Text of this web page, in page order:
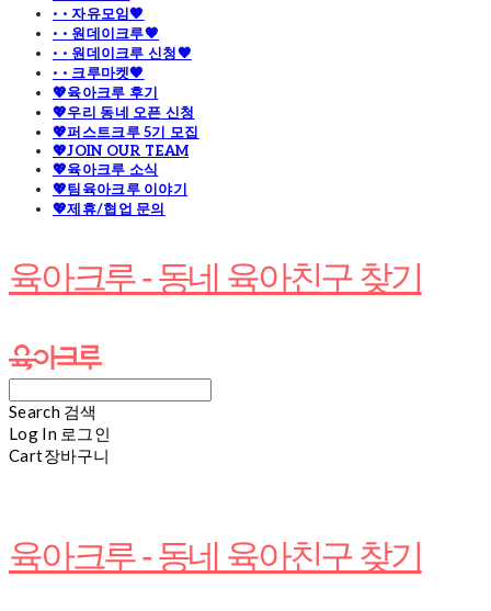
· · 자유모임🧡
· · 원데이크루🧡
· · 원데이크루 신청🧡
· · 크루마켓🧡
💖육아크루 후기
💖우리 동네 오픈 신청
💖퍼스트크루 5기 모집
💖JOIN OUR TEAM
💖육아크루 소식
💖팀육아크루 이야기
💖제휴/협업 문의
육아크루 - 동네 육아친구 찾기
Search 검색
Log In 로그인
Cart장바구니
육아크루 - 동네 육아친구 찾기